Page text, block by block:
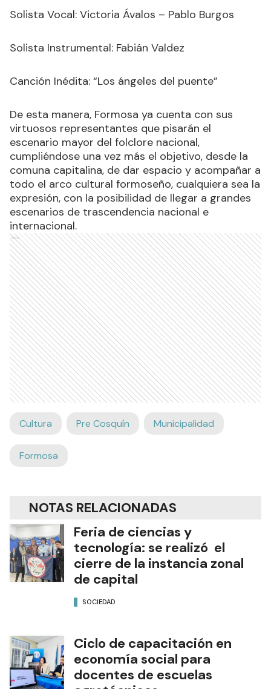
Solista Vocal: Victoria Ávalos – Pablo Burgos
Solista Instrumental: Fabián Valdez
Canción Inédita: “Los ángeles del puente”
De esta manera, Formosa ya cuenta con sus
virtuosos representantes que pisarán el
escenario mayor del folclore nacional,
cumpliéndose una vez más el objetivo, desde la
comuna capitalina, de dar espacio y acompañar a
todo el arco cultural formoseño, cualquiera sea la
expresión, con la posibilidad de llegar a grandes
escenarios de trascendencia nacional e
internacional.
Ads
Cultura Pre Cosquín Municipalidad
Formosa
NOTAS RELACIONADAS
Feria de ciencias y
tecnología: se realizó el
cierre de la instancia zonal
de capital
SOCIEDAD
Ciclo de capacitación en
economía social para
docentes de escuelas